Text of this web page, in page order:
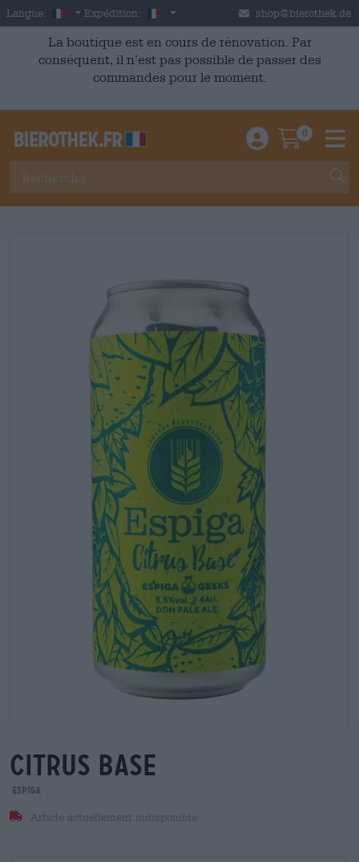
Skip to main content
Langue: French
Expédition: France shop@bierothek.de
La boutique est en cours de rénovation. Par
conséquent, il n’est pas possible de passer des
commandes pour le moment.
Einloggen /
0
citrus base
Espiga
Article actuellement indisponible